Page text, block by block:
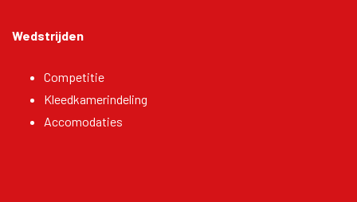
Wedstrijden
Competitie
Kleedkamerindeling
Accomodaties